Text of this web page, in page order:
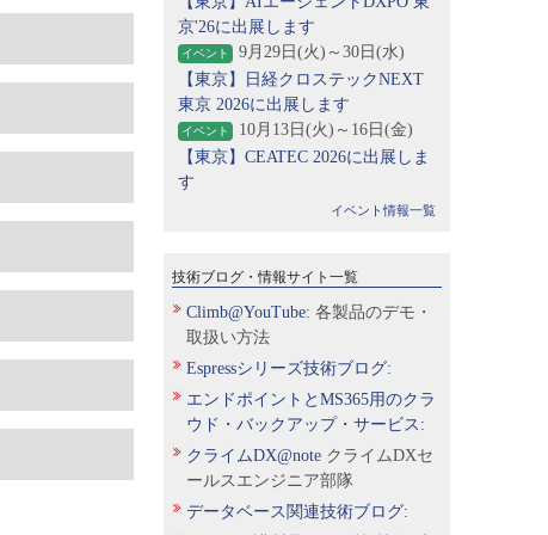
京'26に出展します
イベント
9月29日(火)～30日(水)
【東京】日経クロステックNEXT
東京 2026に出展します
イベント
10月13日(火)～16日(金)
【東京】CEATEC 2026に出展しま
す
イベント情報一覧
技術ブログ・情報サイト一覧
Climb@YouTube: 各製品のデモ・
取扱い方法
Espressシリーズ技術ブログ:
エンドポイントとMS365用のクラ
ウド・バックアップ・サービス:
クライムDX@note クライムDXセ
ールスエンジニア部隊
データベース関連技術ブログ: